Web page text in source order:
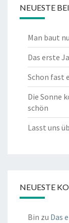
NEUESTE
Man baut
Das erste
Schon fast
Die Sonne
schön
Lasst uns
NEUESTE
Bin zu Das